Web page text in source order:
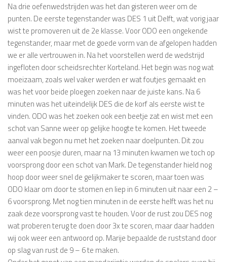
Na drie oefenwedstrijden was het dan gisteren weer om de
punten. De eerste tegenstander was DES 1 uit Delft, wat vorig jaar
wist te promoveren uit de 2e klasse. Voor ODO een ongekende
tegenstander, maar met de goede vorm van de afgelopen hadden
we er alle vertrouwen in. Na het voorstellen werd de wedstrijd
ingefloten door scheidsrechter Korteland. Het begin was nog wat
moeizaam, zoals wel vaker werden er wat foutjes gemaakt en
was het voor beide ploegen zoeken naar de juiste kans. Na 6
minuten was het uiteindelijk DES die de korf als eerste wist te
vinden. ODO was het zoeken ook een beetje zat en wist met een
schot van Sanne weer op gelijke hoogte te komen. Het tweede
aanval vak begon nu met het zoeken naar doelpunten. Dit zou
weer een poosje duren, maar na 13 minuten kwamen we toch op
voorsprong door een schot van Mark. De tegenstander hield nog
hoop door weer snel de gelijkmaker te scoren, maar toen was
ODO klaar om door te stomen en liep in 6 minuten uit naar een 2 –
6 voorsprong. Met nog tien minuten in de eerste helft was het nu
zaak deze voorsprong vast te houden. Voor de rust zou DES nog
wat proberen terug te doen door 3x te scoren, maar daar hadden
wij ook weer een antwoord op. Marije bepaalde de ruststand door
op slag van rust de 9 – 6 te maken.